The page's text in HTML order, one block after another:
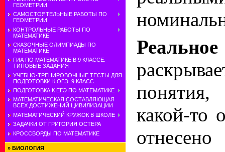
ГЕОМЕТРИИ
САМОСТОЯТЕЛЬНЫЕ РАБОТЫ ПО
ГЕОМЕТРИИ
КОНТРОЛЬНЫЕ РАБОТЫ ПО
МАТЕМАТИКЕ
СКАЗОЧНЫЕ ОЛИМПИАДЫ ПО
МАТЕМАТИКЕ
ГИА ПО МАТЕМАТИКЕ В 9 КЛАССЕ.
ТИПОВЫЕ ЗАДАНИЯ
УЧЕБНО-ТРЕНИРОВОЧНЫЕ ТЕСТЫ ДЛЯ
ПОДГОТОВКИ К ОГЭ. 9 КЛАСС
ПОДГОТОВКА К ЕГЭ ПО МАТЕМАТИКЕ
МАТЕМАТИЧЕСКАЯ СОСТАВЛЯЮЩАЯ
ВСЕХ ДОСТИЖЕНИЙ ЦИВИЛИЗАЦИИ
МАТЕМАТИЧЕСКИЙ КРУЖОК В ШКОЛЕ
ЗАДАЧКИ ОТ ГРИГОРИЯ ОСТЕРА
КРОССВОРДЫ ПО МАТЕМАТИКЕ
» БИОЛОГИЯ
понятия,
какой-то